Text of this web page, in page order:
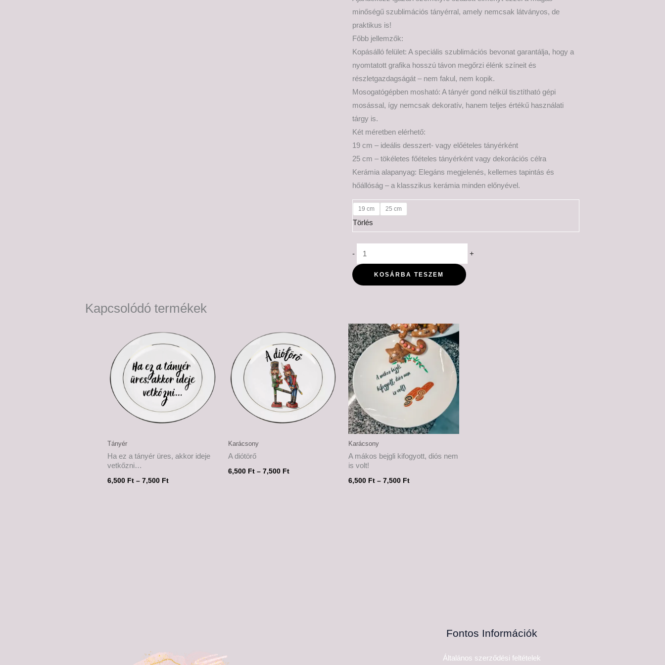
minőségű szublimációs tányérral, amely nemcsak látványos, de
praktikus is!
Főbb jellemzők:
Kopásálló felület: A speciális szublimációs bevonat garantálja, hogy a
nyomtatott grafika hosszú távon megőrzi élénk színeit és
részletgazdagságát – nem fakul, nem kopik.
Mosogatógépben mosható: A tányér gond nélkül tisztítható gépi
mosással, így nemcsak dekoratív, hanem teljes értékű használati
tárgy is.
Két méretben elérhető:
19 cm – ideális desszert- vagy előételes tányérként
25 cm – tökéletes főételes tányérként vagy dekorációs célra
Kerámia alapanyag: Elegáns megjelenés, kellemes tapintás és
hőállóság – a klasszikus kerámia minden előnyével.
19 cm 25 cm
Törlés
- +
KOSÁRBA TESZEM
Kapcsolódó termékek
Tányér
Ha ez a tányér üres, akkor ideje
vetkőzni…
6,500 Ft – 7,500 Ft
7,500 Ft
Karácsony
A diótörő
6,500 Ft – 7,500 Ft
7,500 Ft
Karácsony
A mákos bejgli kifogyott, diós nem
is volt!
6,500 Ft – 7,500 Ft
6,500 Ft
-
7,500 Ft
Fontos Információk
Általános szerződési feltételek